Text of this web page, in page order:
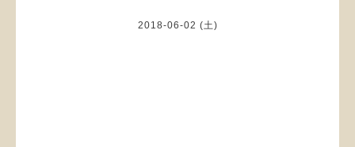
2018-06-02 (土)